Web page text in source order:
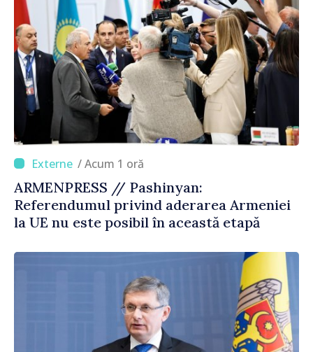
/ Acum 1 oră
ARMENPRESS // Pashinyan:
Referendumul privind aderarea Armeniei
la UE nu este posibil în această etapă